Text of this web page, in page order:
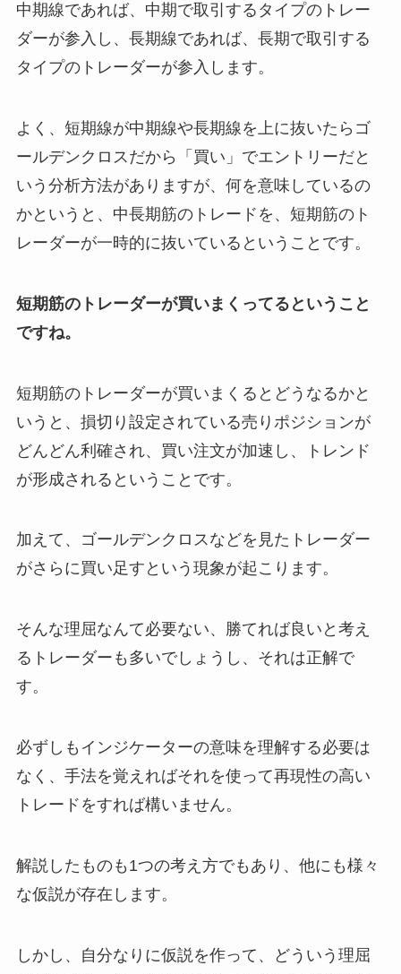
中期線であれば、中期で取引するタイプのトレー
ダーが参入し、長期線であれば、長期で取引する
タイプのトレーダーが参入します。
よく、短期線が中期線や長期線を上に抜いたらゴ
ールデンクロスだから「買い」でエントリーだと
いう分析方法がありますが、何を意味しているの
かというと、中長期筋のトレードを、短期筋のト
レーダーが一時的に抜いているということです。
短期筋のトレーダーが買いまくってるということ
ですね。
短期筋のトレーダーが買いまくるとどうなるかと
いうと、損切り設定されている売りポジションが
どんどん利確され、買い注文が加速し、トレンド
が形成されるということです。
加えて、ゴールデンクロスなどを見たトレーダー
がさらに買い足すという現象が起こります。
そんな理屈なんて必要ない、勝てれば良いと考え
るトレーダーも多いでしょうし、それは正解で
す。
必ずしもインジケーターの意味を理解する必要は
なく、手法を覚えればそれを使って再現性の高い
トレードをすれば構いません。
解説したものも1つの考え方でもあり、他にも様々
な仮説が存在します。
しかし、自分なりに仮説を作って、どういう理屈